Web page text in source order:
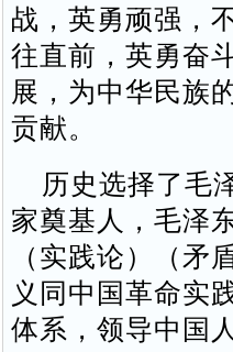
战，英勇顽强，
往直前，英勇奋
展，为中华民族
贡献。
历史选择了毛
家奠基人，毛泽
（实践论）（矛
义同中国革命实
体系，领导中国